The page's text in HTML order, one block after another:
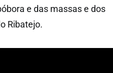
e das massas e dos
Ribatejo.